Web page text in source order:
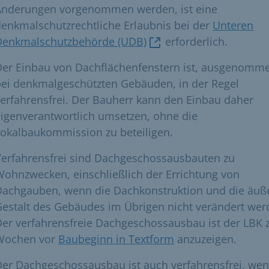
vorgenommen werden, ist eine
Erlaubnis bei der Unteren
(UDB)
erforderlich.
Einbau von Dachflächenfenstern ist,
denkmalgeschützten Gebäuden, in der Regel
Der Bauherr kann den Einbau daher
umsetzen, ohne die
zu beteiligen.
sind Dachgeschossausbauten zu
einschließlich der Errichtung von
wenn die Dachkonstruktion und die
des Gebäudes im Übrigen nicht verändert
verfahrensfreie Dachgeschossausbau ist der LBK
vor Baubeginn in Textform anzuzeigen.
Dachgeschossausbau ist auch verfahrensfrei,